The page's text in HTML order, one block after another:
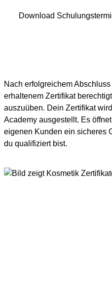
Download
Nach erfolgreichem
erhaltenem Zertifikat
auszuüben. Dein Zertifikat
Academy ausgestellt. Es
eigenen Kunden ein sicheres
du qualifiziert bist.